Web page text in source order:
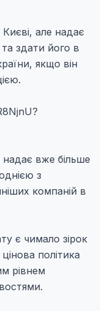
але надає
здати його в
якщо він
вже більше
з
компаній в
є чимало зірок
політика
рівнем